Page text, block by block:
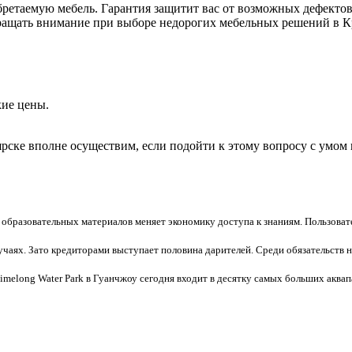
мебель. Гарантия защитит вас от возможных
внимание при выборе недорогих мебельных решений в
цены.
вполне осуществим, если подойти к этому вопросу с
материалов меняет экономику доступа к знаниям.
Зато кредиторами выступает половина дарителей. Среди
Water Park в Гуанчжоу сегодня входит в десятку самых больших